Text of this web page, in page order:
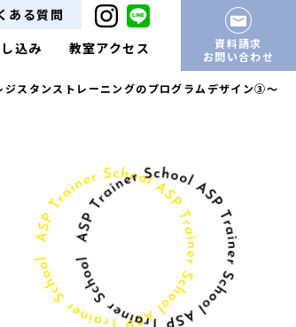
ある質問
込み 教室アクセス
資料請求
お問い合わせ
ジスタンストレーニングのプログラムデザイン③〜